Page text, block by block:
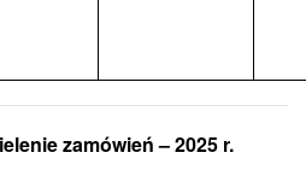
zamówień – 2025 r.